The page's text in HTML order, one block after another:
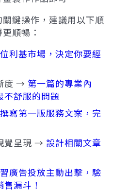
鍵操作，建議用以下順
順暢：
利基市場，決定你要經
度 → 第一篇的專業內
不舒服的問題
撰寫第一版服務文案，完
覺呈現 → 設計相關文章
廣告投放主動出擊，驗
漏斗！